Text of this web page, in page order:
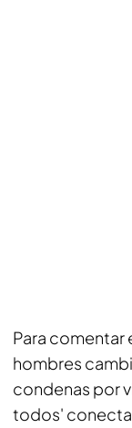
Para comentar
hombres
condenas por
todos'